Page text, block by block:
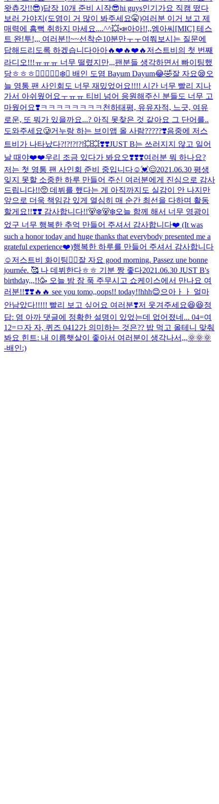
왓츄갓!!😎)답장 10개 준비 시작😎hi guys인기가요 직캠 떴다
보러 가야지(도염이 거 많이 봐주세요🤫)여러분 이거 보고 제
매력에 흠뻑 취하지 마세요....^^💥📣아아!!,,엠아씨[MIC] 테스
트 완!투!,,, 여러분!!~~선착순10분만ㅜㅜ여쭤보시는 질문에
답해드리도록 하겠습니다아아🔥❤️🔥❤️🔥 저스트비의 첫 번째
라디오!!!ㅠㅠㅠ 너무 떨렸지만,,,팬분들 생각하면서 빠이팅했
당ㅎㅎㅎ❤️‍🔥❤️‍🔥 🐻‍❄️🐶 배인 도염 Bayum Dayum😂🤣잘 자요😪오
늘 영통 팬 사인회도 너무 재밌었어요!!!! 시간 너무 빨리 지나
가서 아쉬웠어요ㅜㅠㅠ 티비 넘어 응원해주신 분들도 너무 고
마웠어요❣️ㅋㅋㅋㅋㅋㅋㅋㅋ 천하태평, 유유자적, 느긋, 여유
로운, 또 뭐가 있을까요...? 아직 못찾은 것 같아요 그 단어를..
도와주세요🥲거누랑 하는 브이앱 올 사람?????❣️음중에 저스
트비가 나타났다?!?!?!?!💥💥❣️❣️JUST B는 쓰러지지 않고 일어
날 때야❤️❤️우리 조금 있다가 봐요오❣️❣️❣️여러분 뭐 하나요?
저는 첫 영통 팬 사인회 준비 중입니다☺️💓😌2021.06.30 평생
잊지 못할 소중한 하루 만들어 주신 여러분에게 진심으로 감사
드립니다!!🥺 데뷔를 했다는 게 아직까지도 실감이 안 나지만
앞으로 더욱 책임감 있게 열심히 매 순간 최선을 다하며 활동
할게요!!❣️❣️️ 감사합니다!!🐻‍❄️🐻‍❄️오늘 함께 해서 너무 영광이
었구 너무 행복한 추억 만들어 주셔서 감사합니다❤️ (It was
such a honor today and huge thanks that everybody presented me a
grateful experience❤️)행복한 하루를 만들어 주셔서 감사합니다
☺️저스트비 화이팅❤️‍🔥잘 자요 good morning. Passez une bonne
journée. 🥰 나 데뷔한다ㅎㅎ 기분 짱 좋다2021.06.30 JUST B's
birthday,,,!!🥳 오늘 밤 잠 푹 주무시고 쇼케이스에서 만나요 여
러분!!❣️❣️🔥🔥 see you tomo,,oops!! today!!hhh😊으아ㅏㅏ 얼마
안남았다!!!!! 빨리 보고 싶어요 여러분❣️저 웃겨주세요😆😆정
답: 염 아까 댓글에 정확한 설명이 있었는데 없어졌네... 04=여
12=ㅁ 자 자, 퀴즈 0412가 의미하는 것은?? 밥 먹고 올테니 맞춰
봐요 힌트: 내 이름햇살이 좋아서 여러분이 생각나서,,,🌞🌞🌞
-배인:)